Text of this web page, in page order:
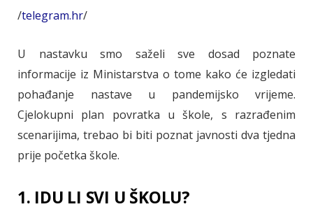
/telegram.hr/
U nastavku smo saželi sve dosad poznate
informacije iz Ministarstva o tome kako će izgledati
pohađanje nastave u pandemijsko vrijeme.
Cjelokupni plan povratka u škole, s razrađenim
scenarijima, trebao bi biti poznat javnosti dva tjedna
prije početka škole.
1. IDU LI SVI U ŠKOLU?